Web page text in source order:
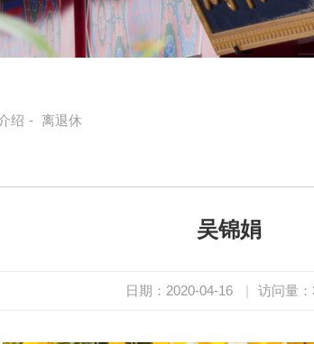
绍 - 离退休
吴锦娟
日期：2020-04-16 | 访问量：